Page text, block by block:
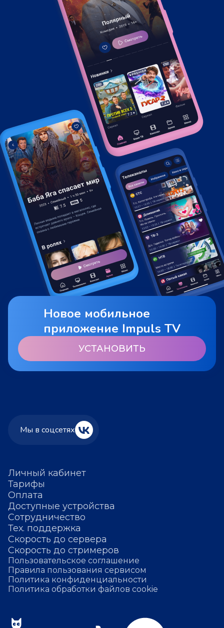
Новое мобильное
приложение Impuls TV
УСТАНОВИТЬ
Личный кабинет
Тарифы
Оплата
Доступные устройства
Сотрудничество
Тех. поддержка
Скорость до сервера
Скорость до стримеров
Пользовательское соглашение
Правила пользования сервисом
Политика конфиденциальности
Политика обработки файлов cookie
Мы в соцсетях